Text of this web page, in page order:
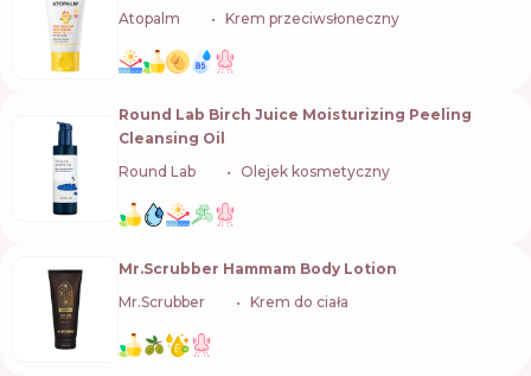
Atopalm Krem przeciwsłoneczny
Round Lab Birch Juice Moisturizing Peeling
Cleansing Oil
Round Lab
Olejek kosmetyczny
Mr.Scrubber Hammam Body Lotion
Mr.Scrubber
Krem do ciała